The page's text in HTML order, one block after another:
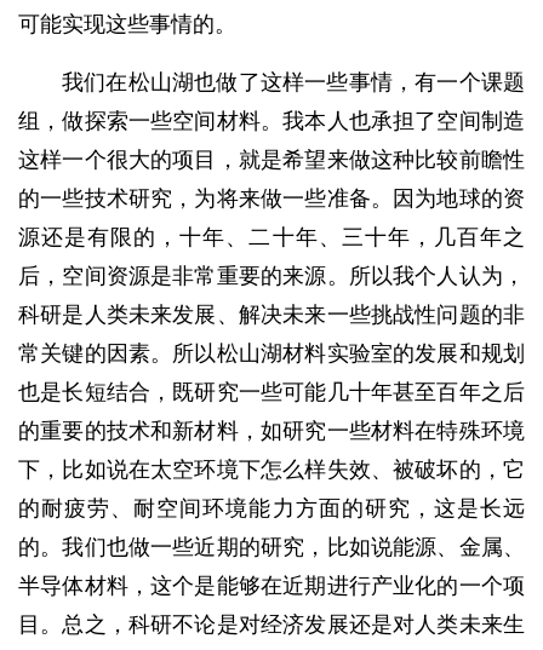
可能实现这些事情的。
我们在松山湖也做了这样一些事情，有一个课题
组，做探索一些空间材料。我本人也承担了空间制造
这样一个很大的项目，就是希望来做这种比较前瞻性
的一些技术研究，为将来做一些准备。因为地球的资
源还是有限的，十年、二十年、三十年，几百年之
后，空间资源是非常重要的来源。所以我个人认为，
科研是人类未来发展、解决未来一些挑战性问题的非
常关键的因素。所以松山湖材料实验室的发展和规划
也是长短结合，既研究一些可能几十年甚至百年之后
的重要的技术和新材料，如研究一些材料在特殊环境
下，比如说在太空环境下怎么样失效、被破坏的，它
的耐疲劳、耐空间环境能力方面的研究，这是长远
的。我们也做一些近期的研究，比如说能源、金属、
半导体材料，这个是能够在近期进行产业化的一个项
目。总之，科研不论是对经济发展还是对人类未来生